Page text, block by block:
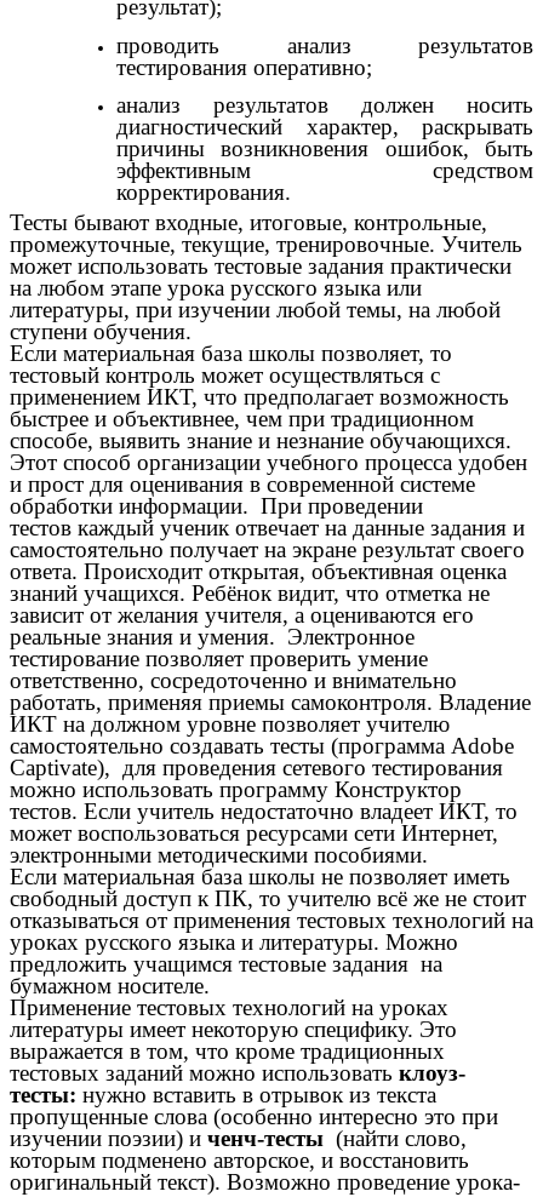
результат);
проводить анализ результатов
тестирования оперативно;
анализ результатов должен носить
диагностический характер, раскрывать
причины возникновения ошибок, быть
эффективным средством
корректирования.
Тесты бывают входные, итоговые, контрольные,
промежуточные, текущие, тренировочные. Учитель
может использовать тестовые задания практически
на любом этапе урока русского языка или
литературы, при изучении любой темы, на любой
ступени обучения.
Если материальная база школы позволяет, то
тестовый контроль может осуществляться с
применением ИКТ, что предполагает возможность
быстрее и объективнее, чем при традиционном
способе, выявить знание и незнание обучающихся.
Этот способ организации учебного процесса удобен
и прост для оценивания в современной системе
обработки информации. При проведении
тестов каждый ученик отвечает на данные задания и
самостоятельно получает на экране результат своего
ответа. Происходит открытая, объективная оценка
знаний учащихся. Ребёнок видит, что отметка не
зависит от желания учителя, а оцениваются его
реальные знания и умения. Электронное
тестирование позволяет проверить умение
ответственно, сосредоточенно и внимательно
работать, применяя приемы самоконтроля. Владение
ИКТ на должном уровне позволяет учителю
самостоятельно создавать тесты (программа Adobe
Captivate), для проведения сетевого тестирования
можно использовать программу Конструктор
тестов. Если учитель недостаточно владеет ИКТ, то
может воспользоваться ресурсами сети Интернет,
электронными методическими пособиями.
Если материальная база школы не позволяет иметь
свободный доступ к ПК, то учителю всё же не стоит
отказываться от применения тестовых технологий на
уроках русского языка и литературы. Можно
предложить учащимся тестовые задания на
бумажном носителе.
Применение тестовых технологий на уроках
литературы имеет некоторую специфику. Это
выражается в том, что кроме традиционных
тестовых заданий можно использовать клоуз-
тесты: нужно вставить в отрывок из текста
пропущенные слова (особенно интересно это при
изучении поэзии) и ченч-тесты (найти слово,
которым подменено авторское, и восстановить
оригинальный текст). Возможно проведение урока-